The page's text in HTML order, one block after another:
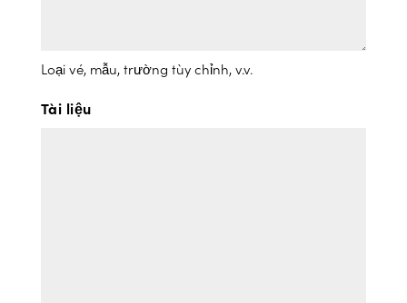
Loại vé, mẫu, trường tùy chỉnh, v.v.
Tài liệu